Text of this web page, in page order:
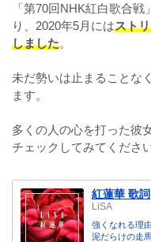
「第70回NHK紅白歌合
り、2020年5月にはスト
しました。
未だ勢いは止まることな
ます。
多くの人の心を打った彼
チェックしてみてください
紅蓮華 歌詞
LiSA
強くなれる理
泥だらけの走